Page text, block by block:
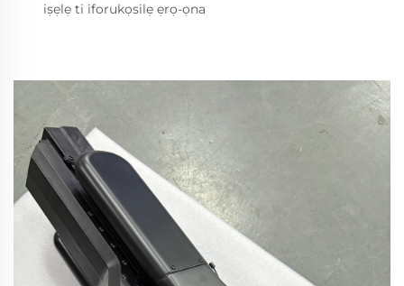
iṣẹlẹ ti iforukọsilẹ ẹrọ-ọna